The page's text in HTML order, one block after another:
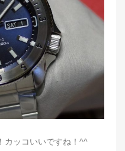
カッコいいですね！^^